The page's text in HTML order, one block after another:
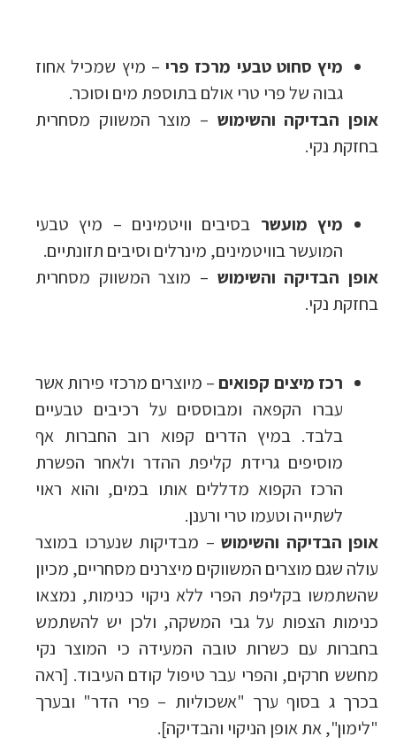
מיץ סחוט טבעי מרכז פרי – מיץ שמכיל אחוז
גבוה של פרי טרי אולם בתוספת מים וסוכר.
אופן הבדיקה והשימוש – מוצר המשווק מסחרית
בחזקת נקי.
מיץ מועשר בסיבים וויטמינים – מיץ טבעי
המועשר בוויטמינים, מינרלים וסיבים תזונתיים.
אופן הבדיקה והשימוש – מוצר המשווק מסחרית
בחזקת נקי.
רכז מיצים קפואים– מיוצרים מרכזי פירות אשר
עברו הקפאה ומבוססים על רכיבים טבעיים
בלבד. במיץ הדרים קפוא רוב החברות אף
מוסיפים גרידת קליפת ההדר ולאחר הפשרת
הרכז הקפוא מדללים אותו במים, והוא ראוי
לשתייה וטעמו טרי ורענן.
אופן הבדיקה והשימוש – מבדיקות שנערכו במוצר
עולה שגם מוצרים המשווקים מיצרנים מסחריים, מכיון
שהשתמשו בקליפת הפרי ללא ניקוי כנימות, נמצאו
כנימות הצפות על גבי המשקה, ולכן יש להשתמש
בחברות עם כשרות טובה המעידה כי המוצר נקי
מחשש חרקים, והפרי עבר טיפול קודם העיבוד. [ראה
בכרך ג בסוף ערך "אשכוליות – פרי הדר" ובערך
"לימון", את אופן הניקוי והבדיקה].